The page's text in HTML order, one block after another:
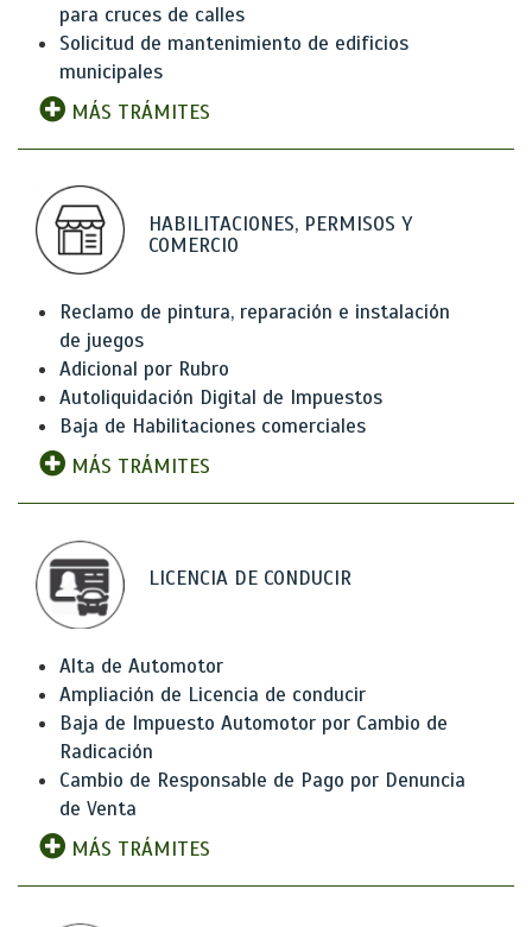
para cruces de calles
Solicitud de mantenimiento de edificios
municipales
MÁS TRÁMITES
HABILITACIONES, PERMISOS Y
COMERCIO
Reclamo de pintura, reparación e instalación
de juegos
Adicional por Rubro
Autoliquidación Digital de Impuestos
Baja de Habilitaciones comerciales
MÁS TRÁMITES
LICENCIA DE CONDUCIR
Alta de Automotor
Ampliación de Licencia de conducir
Baja de Impuesto Automotor por Cambio de
Radicación
Cambio de Responsable de Pago por Denuncia
de Venta
MÁS TRÁMITES